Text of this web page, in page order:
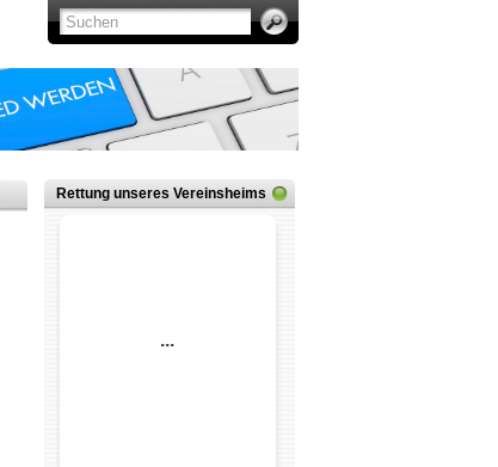
Rettung unseres Vereinsheims